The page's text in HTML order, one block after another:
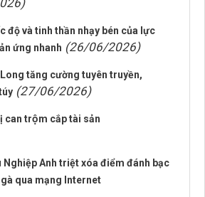
độ và tinh thần nhạy bén của lực
ứng nhanh (26/06/2026)
tăng cường tuyên truyền,
(27/06/2026)
can trộm cắp tài sản
Nghiệp Anh triệt xóa điểm đánh bạc
qua mạng Internet